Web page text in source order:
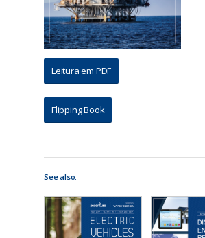
Leitura em PDF
Flipping Book
See also: